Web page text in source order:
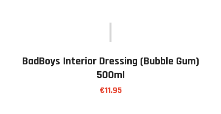
BadBoys Interior Dressing (bubble Gum)
500ml
€11.95